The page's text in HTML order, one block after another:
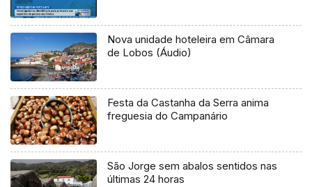
Nova unidade hoteleira em Câmara
de Lobos (Áudio)
Festa da Castanha da Serra anima
freguesia do Campanário
São Jorge sem abalos sentidos nas
últimas 24 horas